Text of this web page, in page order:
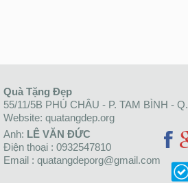
Quà Tặng Đẹp
55/11/5B PHÚ CHÂU - P. TAM BÌNH -
Website: quatangdep.org
Anh: LÊ VĂN ĐỨC
Điện thoại : 0932547810
Email : quatangdeporg@gmail.com